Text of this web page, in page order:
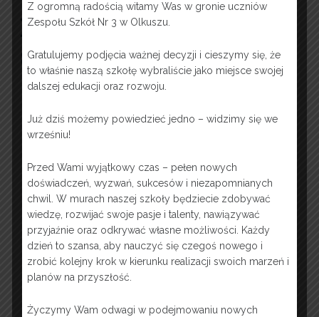
Nasi wolontariusze na
szkoleniu
zskocjan
Z ogromną radością witamy Was w gronie uczniów
Zespołu Szkół Nr 3 w Olkuszu.
Gratulujemy podjęcia ważnej decyzji i cieszymy się, że
to właśnie naszą szkołę wybraliście jako miejsce swojej
dalszej edukacji oraz rozwoju.
Już dziś możemy powiedzieć jedno – widzimy się we
wrześniu!
Przed Wami wyjątkowy czas – pełen nowych
doświadczeń, wyzwań, sukcesów i niezapomnianych
chwil. W murach naszej szkoły będziecie zdobywać
wiedzę, rozwijać swoje pasje i talenty, nawiązywać
przyjaźnie oraz odkrywać własne możliwości. Każdy
dzień to szansa, aby nauczyć się czegoś nowego i
zrobić kolejny krok w kierunku realizacji swoich marzeń i
planów na przyszłość.
Życzymy Wam odwagi w podejmowaniu nowych